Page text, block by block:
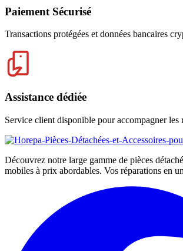
Paiement Sécurisé
Transactions protégées et données bancaires
Assistance dédiée
Service client disponible pour accompagner les
Découvrez notre large gamme de pièces
mobiles à prix abordables. Vos réparations en